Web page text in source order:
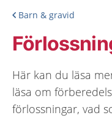
Barn & gravid
Här kan du läsa
läsa om
förlossningar, vad